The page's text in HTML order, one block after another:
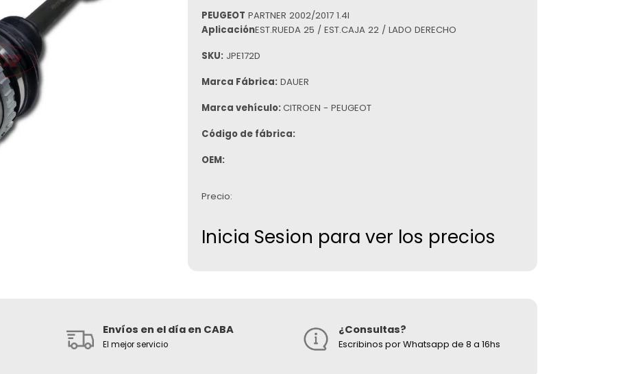
PEUGEOT PARTNER 2002/2017 1.4I
AplicaciónEST.RUEDA 25 / EST.CAJA 22 / LADO DERECHO
SKU: JPE172D
Marca Fábrica: DAUER
Marca vehículo: CITROEN - PEUGEOT
Código de fábrica:
OEM:
Precio:
Inicia Sesion para ver los precios
Envíos en el día en CABA
El mejor servicio
¿Consultas?
Escribinos por Whatsapp de 8 a 16hs